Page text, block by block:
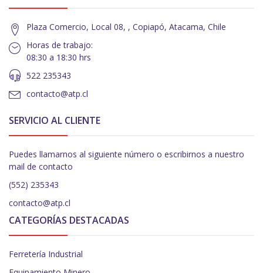
Plaza Comercio, Local 08, , Copiapó, Atacama, Chile
Horas de trabajo:
08:30 a 18:30 hrs
522 235343
contacto@atp.cl
SERVICIO AL CLIENTE
Puedes llamarnos al siguiente número o escribirnos a nuestro
mail de contacto
(552) 235343
contacto@atp.cl
CATEGORÍAS DESTACADAS
Ferretería Industrial